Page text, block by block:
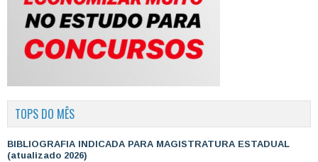
TOPS DO MÊS
BIBLIOGRAFIA INDICADA PARA MAGISTRATURA ESTADUAL
(atualizado 2026)